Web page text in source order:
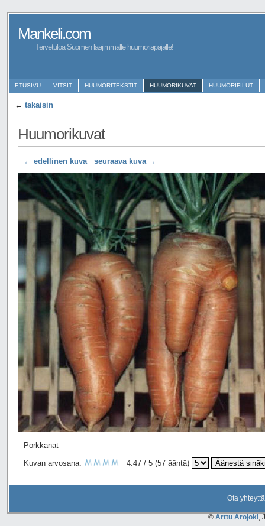
Mankeli.com
Tervetuloa Suomen laajimmalle huumoriapajalle!
ETUSIVU VITSIT HUUMORITEKSTIT HUUMORIKUVAT HUUMORIFILUT
← takaisin
Huumorikuvat
← edellinen kuva seuraava kuva →
Porkkanat
Kuvan arvosana:
4.47 / 5 (57 ääntä)
Ota
© Arttu Arojoki ,